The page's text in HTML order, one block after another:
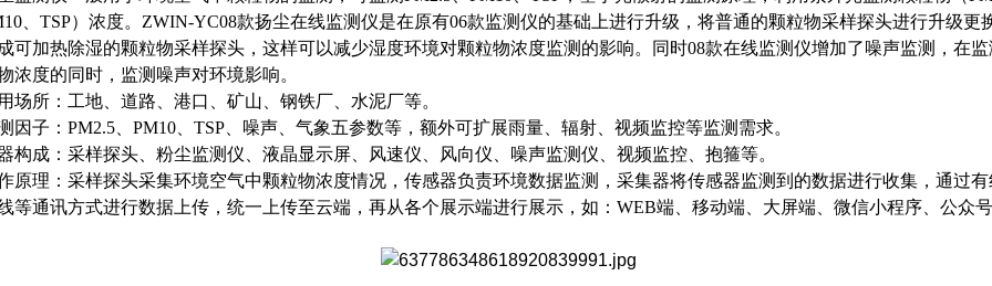
TSP）浓度。 ZWIN-YC08款扬尘在线监测仪是在原有06款监测仪的基础上进行升级，将普通的颗粒物采样探头进行升级更
可加热除湿的颗粒物采样探头，这样可以减少湿度环境对颗粒物浓度监测的影响。同时08款在线监测仪增加了噪声监测，在
浓度的同时，监测噪声对环境影响。
场所：工地、道路、港口、矿山、钢铁厂、水泥厂等。
因子： PM2.5 PM10 TSP 、噪声、气象五参数等，额外可扩展雨量、辐射、视频监控等监测需求。
构成：采样探头、粉尘监测仪、液晶显示屏、风速仪、风向仪、噪声监测仪、视频监控、抱箍等。
原理：采样探头采集环境空气中颗粒物浓度情况，传感器负责环境数据监测，采集器将传感器监测到的数据进行收集，通过
等通讯方式进行数据上传，统一上传至云端，再从各个展示端进行展示，如： WEB端、移动端、大屏端、微信小程序、公众